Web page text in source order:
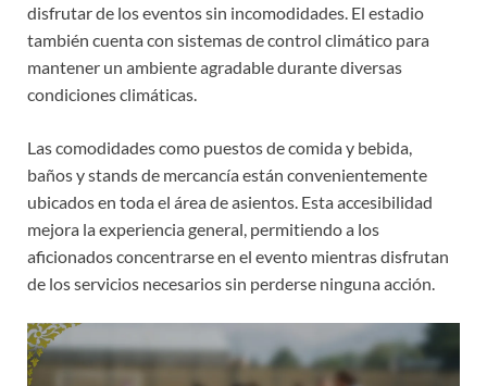
disfrutar de los eventos sin incomodidades. El estadio
también cuenta con sistemas de control climático para
mantener un ambiente agradable durante diversas
condiciones climáticas.
Las comodidades como puestos de comida y bebida,
baños y stands de mercancía están convenientemente
ubicados en toda el área de asientos. Esta accesibilidad
mejora la experiencia general, permitiendo a los
aficionados concentrarse en el evento mientras disfrutan
de los servicios necesarios sin perderse ninguna acción.